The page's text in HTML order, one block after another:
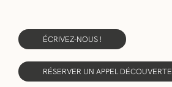
ÉCRIVEZ-NOUS !
RÉSERVER UN APPEL DÉCOUVERTE